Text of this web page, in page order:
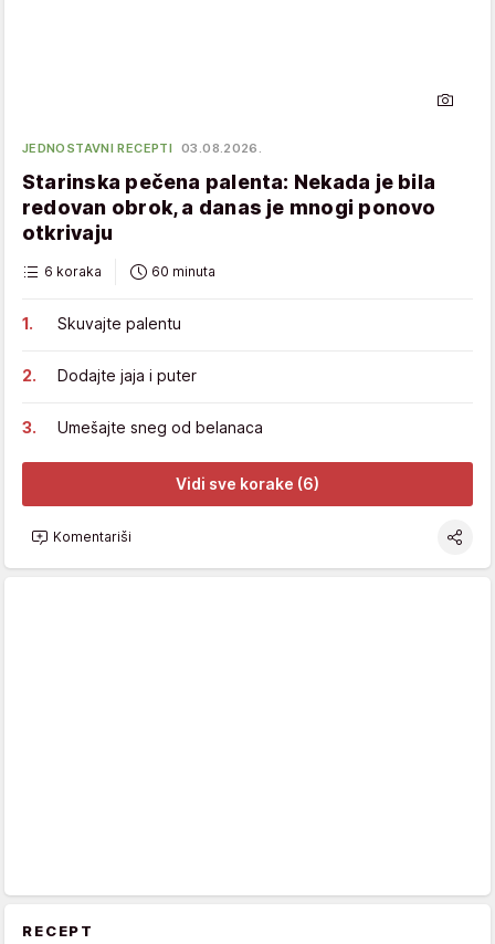
JEDNOSTAVNI RECEPTI 03.08.2026.
Starinska pečena palenta: Nekada je bila
redovan obrok, a danas je mnogi ponovo
otkrivaju
6 koraka 60 minuta
Skuvajte palentu
Dodajte jaja i puter
Umešajte sneg od belanaca
Vidi sve korake (6)
Komentariši
RECEPT